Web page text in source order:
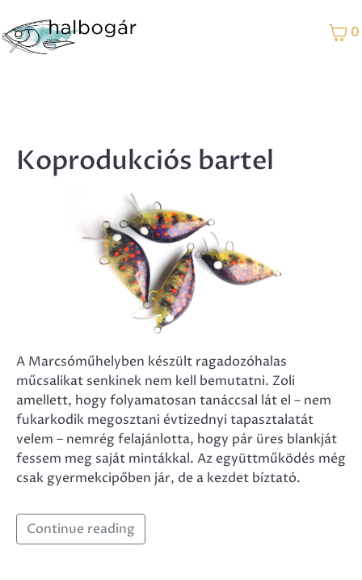
0
Koprodukciós bartel
A Marcsóműhelyben készült ragadozóhalas
műcsalikat senkinek nem kell bemutatni. Zoli
amellett, hogy folyamatosan tanáccsal lát el – nem
fukarkodik megosztani évtizednyi tapasztalatát
velem – nemrég felajánlotta, hogy pár üres blankját
fessem meg saját mintákkal. Az együttműködés még
csak gyermekcipőben jár, de a kezdet bíztató.
Continue reading